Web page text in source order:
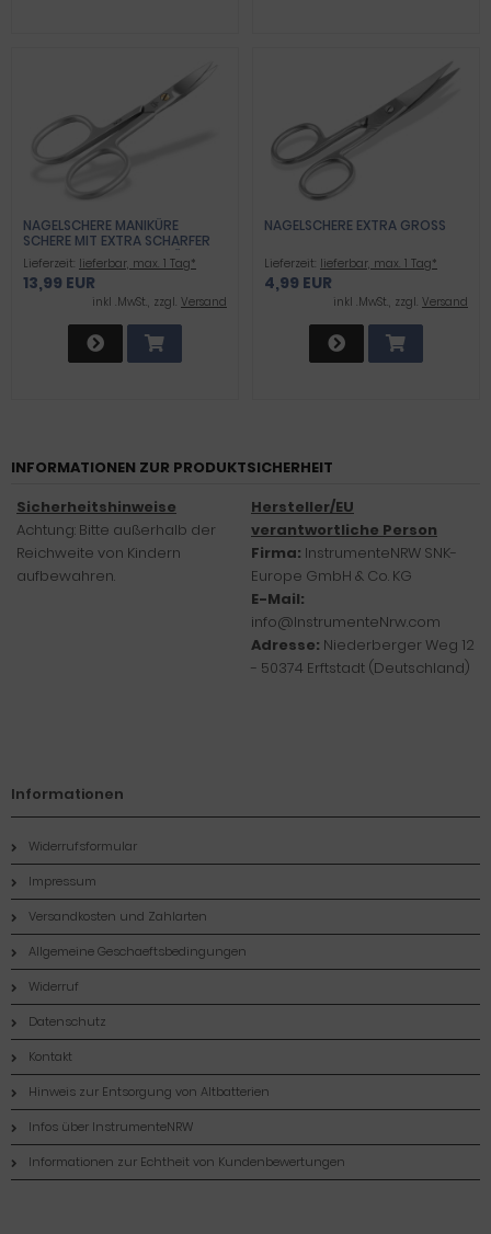
NAGELSCHERE MANIKÜRE
SCHERE MIT EXTRA SCHARFER
GEBOGENER SCHNITTFLÄCHE
PEDIKÜRE NAGELKNIPSER ZUM
PRÄZISEN KÜRZEN VON FINGER-
UND FUSSNÄGEL 9 CM AUS R
Lieferzeit: lieferbar, max. 1 Tag*
13,99 EUR
inkl .MwSt., zzgl. Versand
NAGELSCHERE EXTRA GROSS
Lieferzeit: lieferbar, max. 1 Tag*
4,99 EUR
inkl .MwSt., zzgl. Versand
INFORMATIONEN ZUR PRODUKTSICHERHEIT
Sicherheitshinweise
Achtung: Bitte außerhalb der
Reichweite von Kindern
aufbewahren.
Hersteller/EU
verantwortliche Person
Firma: InstrumenteNRW SNK-
Europe GmbH & Co. KG
E-Mail:
info@InstrumenteNrw.com
Adresse: Niederberger Weg 12
- 50374 Erftstadt (Deutschland)
Informationen
Widerrufsformular
Impressum
Versandkosten und Zahlarten
Allgemeine Geschaeftsbedingungen
Widerruf
Datenschutz
Kontakt
Hinweis zur Entsorgung von Altbatterien
Infos über InstrumenteNRW
Informationen zur Echtheit von Kundenbewertungen